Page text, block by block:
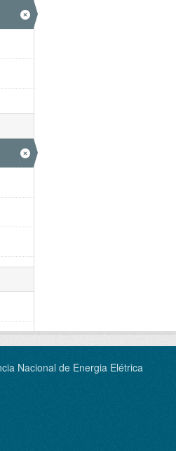
Nacional de Energia Elétrica